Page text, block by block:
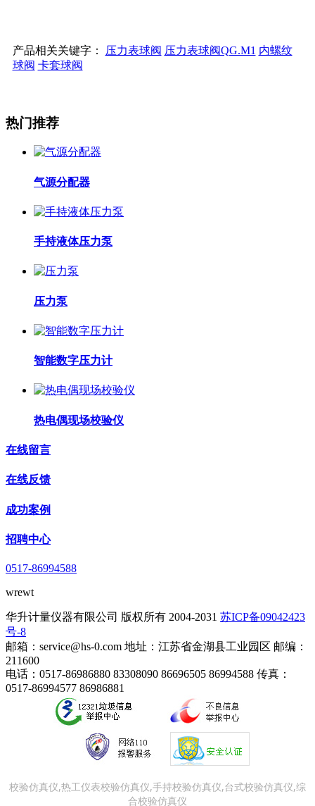
产品相关关键字： 压力表球阀 压力表球阀QG.M1 内螺纹
球阀 卡套球阀
热门推荐
气源分配器
手持液体压力泵
压力泵
智能数字压力计
热电偶现场校验仪
在线留言
在线反馈
成功案例
招聘中心
0517-86994588
wrewt
华升计量仪器有限公司 版权所有 2004-2031 苏ICP备09042423
号-8
邮箱：service@hs-0.com 地址：江苏省金湖县工业园区 邮编：
211600
电话：0517-86986880 83308090 86696505 86994588 传真：
0517-86994577 86986881
校验仿真仪,热工仪表校验仿真仪,手持校验仿真仪,台式校验仿真仪,综
合校验仿真仪